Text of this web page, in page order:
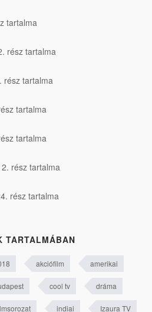
tartalma
rész tartalma
rész tartalma
tartalma
tartalma
rész tartalma
rész tartalma
TARTALMÁBAN
akciófilm amerikai
cool tv dráma
indiai Izaura TV